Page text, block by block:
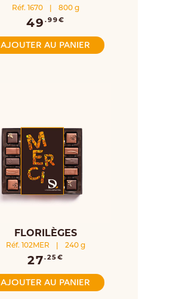
Réf. 1670 800 g
49 .99€
AJOUTER AU PANIER
FLORILÈGES
Réf. 102MER 240 g
27.25€
AJOUTER AU PANIER